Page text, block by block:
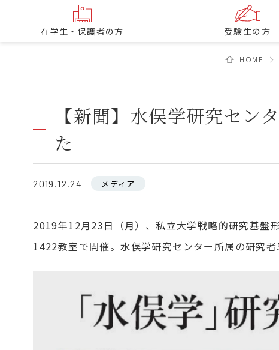
在学生・保護者の方 受験生の方
HOME
【新聞】水俣学研究セン
た
メディア
2019.12.24
2019年12月23日（月）、私立大学戦略的研究基
1422教室で開催。水俣学研究センター所属の研究